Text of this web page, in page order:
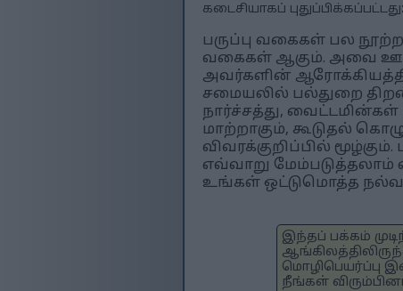
கடைசியாகப்
பருப்பு வகைகள் பல
வகைகள் ஆகும். அவை
அவர்களின்
சமையலில் பல்துறை
நார்ச்சத்து,
மாற்றாகும், கூடுதல்
விவரக்குறிப்பில்
எவ்வாறு
உங்கள் ஒட்டுமொத்த
இந்தப் பக்கம்
மொழிபெயர்ப்பு
நீங்கள்